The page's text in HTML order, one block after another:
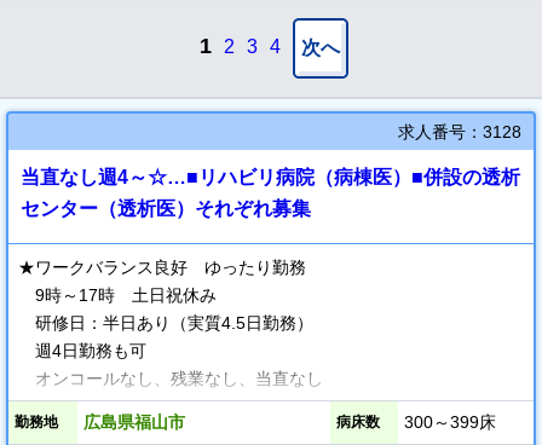
1 2 3 4 次へ
求人番号：3128
当直なし週4～☆…■リハビリ病院（病棟医）■併設の透析
センター（透析医）それぞれ募集
★ワークバランス良好 ゆったり勤務
9時～17時 土日祝休み
研修日：半日あり（実質4.5日勤務）
週4日勤務も可
オンコールなし、残業なし、当直なし
★日本リハビリテーション医学会研修施設
勤務地 広島県福山市 病床数 300～399床